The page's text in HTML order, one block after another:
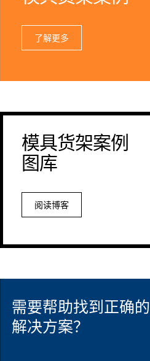
了解更多
模具货架案例
图库
阅读博客
需要帮助找到正确的
解决方案？